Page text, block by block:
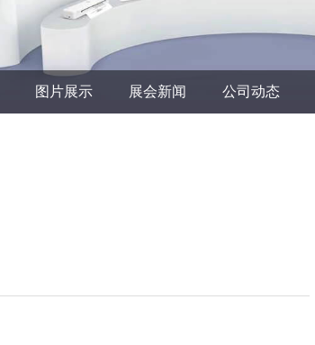
工具下载
汉码标签软件
增材制造
图片展示 展会新闻 公司动态